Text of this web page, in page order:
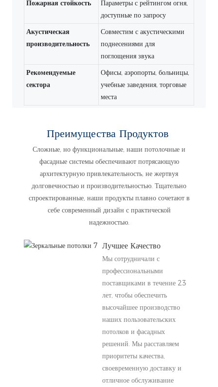
Пожарная стойкость
Параметры с рейтингом огня,
доступные по запросу
Акустическая
производительность
Совместим с акустическими
поднесениями для
поглощения звука
Рекомендуемые
сектора
Офисы, аэропорты, больницы,
учебные заведения, торговые
места
Преимущества Продуктов
Сложные, но функциональные, наши потолочные и
фасадные системы обеспечивают потрясающую
архитектурную привлекательность, не жертвуя
долговечностью и производительностью. Тщательно
спроектированные, наши продукты плавно сочетают в
себе современный дизайн с практической
надежностью.
Лучшее Качество
Мы сотрудничали с
профессиональными
поставщиками в течение 23
лет, чтобы обеспечить
высочайшее производство
наших пользовательских
потолков и фасадных
решений. Мы расставляем
приоритеты качества,
своевременную доставку и
отличное обслуживание